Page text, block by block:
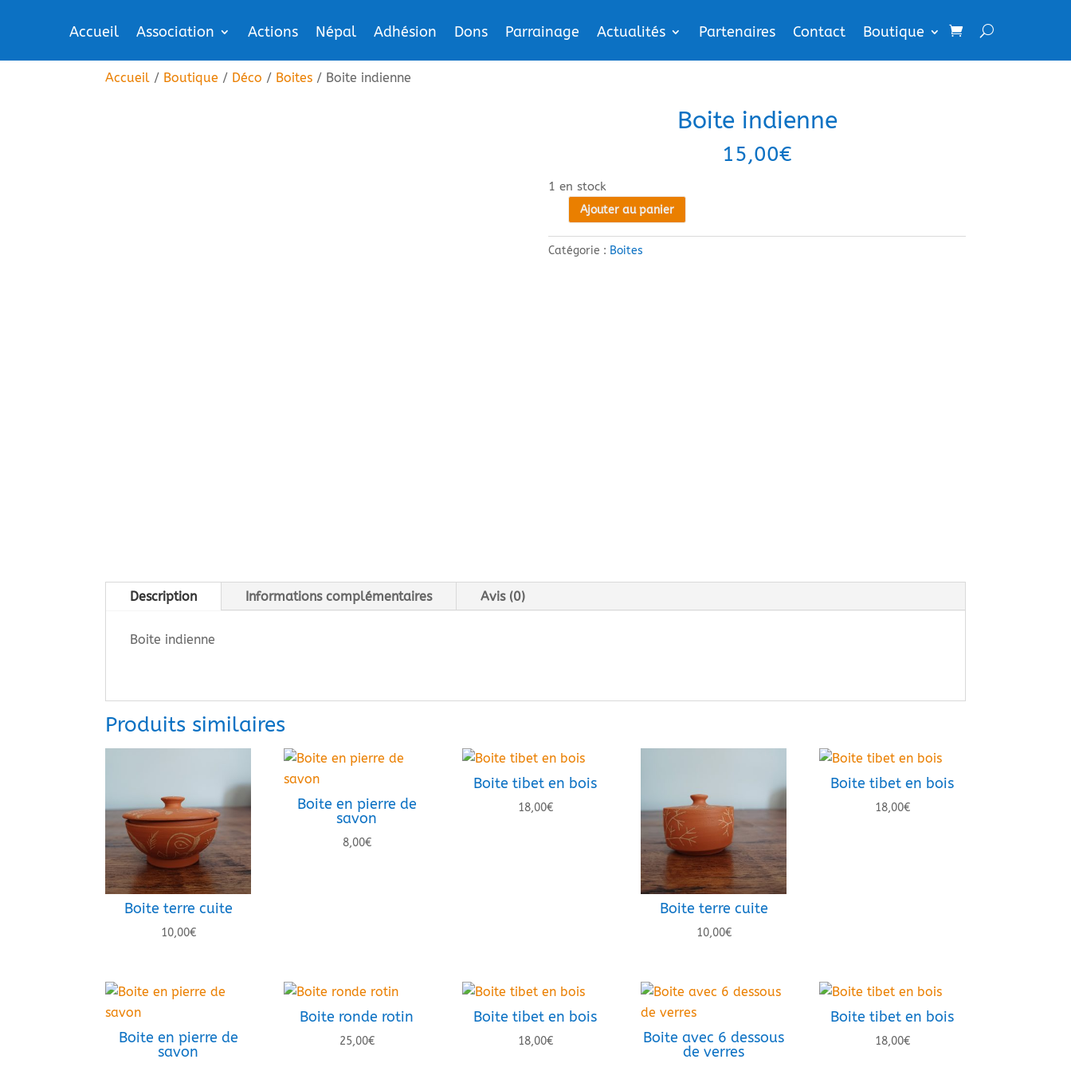
Accueil Association Actions Népal Adhésion Dons Parrainage Actualités Partenaires Contact Boutique
Accueil / Boutique / Déco / Boites / Boite indienne
Boite indienne
15,00€
1 en stock
quantité
de
Boite
Ajouter au panier
Catégorie : Boites
Description Informations complémentaires Avis (0)
Boite indienne
Produits similaires
Boite terre cuite
10,00€
Boite en pierre de
savon
8,00€
Boite tibet en bois
18,00€
Boite terre cuite
10,00€
Boite tibet en bois
18,00€
Boite en pierre de
savon
Boite ronde rotin
25,00€
Boite tibet en bois
18,00€
Boite avec 6 dessous
de verres
Boite tibet en bois
18,00€